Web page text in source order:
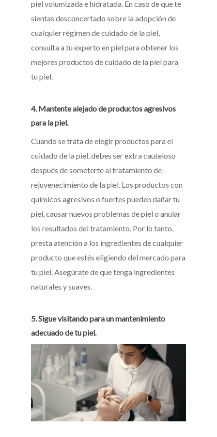
piel volumizada e hidratada. En caso de que te
sientas desconcertado sobre la adopción de
cualquier régimen de cuidado de la piel,
consulta a tu experto en piel para obtener los
mejores productos de cuidado de la piel para
tu piel.
4. Mantente alejado de productos agresivos
para la piel.
Cuando se trata de elegir productos para el
cuidado de la piel, debes ser extra cauteloso
después de someterte al tratamiento de
rejuvenecimiento de la piel. Los productos con
químicos agresivos o fuertes pueden dañar tu
piel, causar nuevos problemas de piel o anular
los resultados del tratamiento. Por lo tanto,
presta atención a los ingredientes de cualquier
producto que estés eligiendo del mercado para
tu piel. Asegúrate de que tenga ingredientes
naturales y suaves.
5. Sigue visitando para un mantenimiento
adecuado de tu piel.